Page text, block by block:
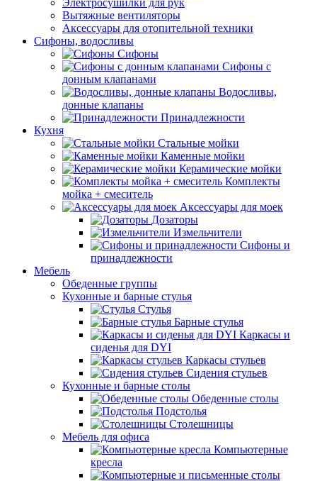
Электросушилки для рук
Вытяжные вентиляторы
Аксессуары для отопительной техники
Сифоны, водосливы
Сифоны
Сифоны с
донным клапанами
Водосливы,
донные клапаны
Принадлежности
Кухня
Стальные мойки
Каменные мойки
Керамические мойки
Комплекты
мойка + смеситель
Аксессуары для моек
Дозаторы
Измельчители
Сифоны и
принадлежности
Мебель
Обеденные группы
Кухонные и барные стулья
Стулья
Барные стулья
Каркасы и
сиденья для DYI
Каркасы стульев
Сидения стульев
Кухонные и барные столы
Обеденные столы
Подстолья
Столешницы
Мебель для офиса
Компьютерные
кресла